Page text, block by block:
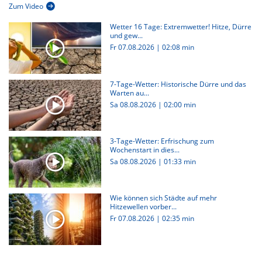
Zum Video
Wetter 16 Tage: Extremwetter! Hitze, Dürre
und gew...
Fr 07.08.2026 | 02:08 min
7-Tage-Wetter: Historische Dürre und das
Warten au...
Sa 08.08.2026 | 02:00 min
3-Tage-Wetter: Erfrischung zum
Wochenstart in dies...
Sa 08.08.2026 | 01:33 min
Wie können sich Städte auf mehr
Hitzewellen vorber...
Fr 07.08.2026 | 02:35 min